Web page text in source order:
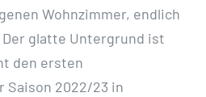
Wohnzimmer, endlich
glatte Untergrund ist
den ersten
Saison 2022/23 in